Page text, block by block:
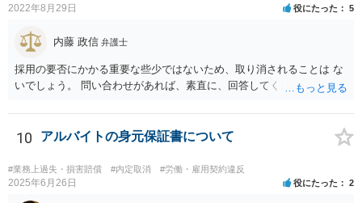
た場合は、申立人に主張・立証を行わせ、申立人の言い分が相当と認
どおりの労働審判が行われることが考えられますので、欠席すること
は無いと思います。 代理人だけも出席しているのでれば、審理は可能
です。 【質問３】会社の弱音を握られて復職させたくない模様なの
で、ずるずると交渉や裁判を引き延ばしていると思われますが。 【回
る のかも知れません。
2022年8月29日 役にたった 5
内藤 政信 弁護士
採用の要否にかかる重要な些少ではないため、取り消されることは な
いでしょう。 問い合わせがあれば、素直に、回答してください。
10 アルバイトの身元保証書について
#業務上過失・損害賠償 #内定取消 #労働・雇用契約違反
2025年6月26日 役にたった 2